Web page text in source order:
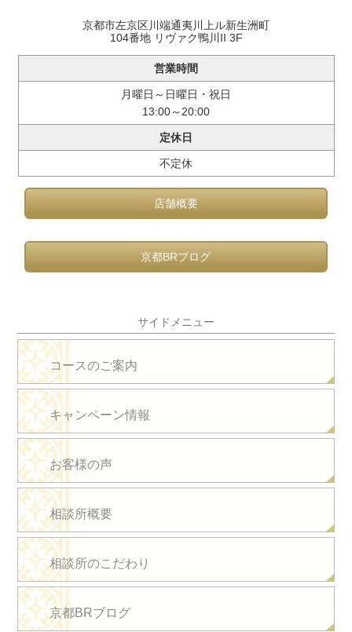
京都市左京区川端通夷川上ル新生洲町
104番地 リヴァク鴨川II 3F
営業時間
月曜日～日曜日・祝日
13:00～20:00
定休日
不定休
店舗概要
京都BRブログ
サイドメニュー
コースのご案内
キャンペーン情報
お客様の声
相談所概要
相談所のこだわり
京都BRブログ